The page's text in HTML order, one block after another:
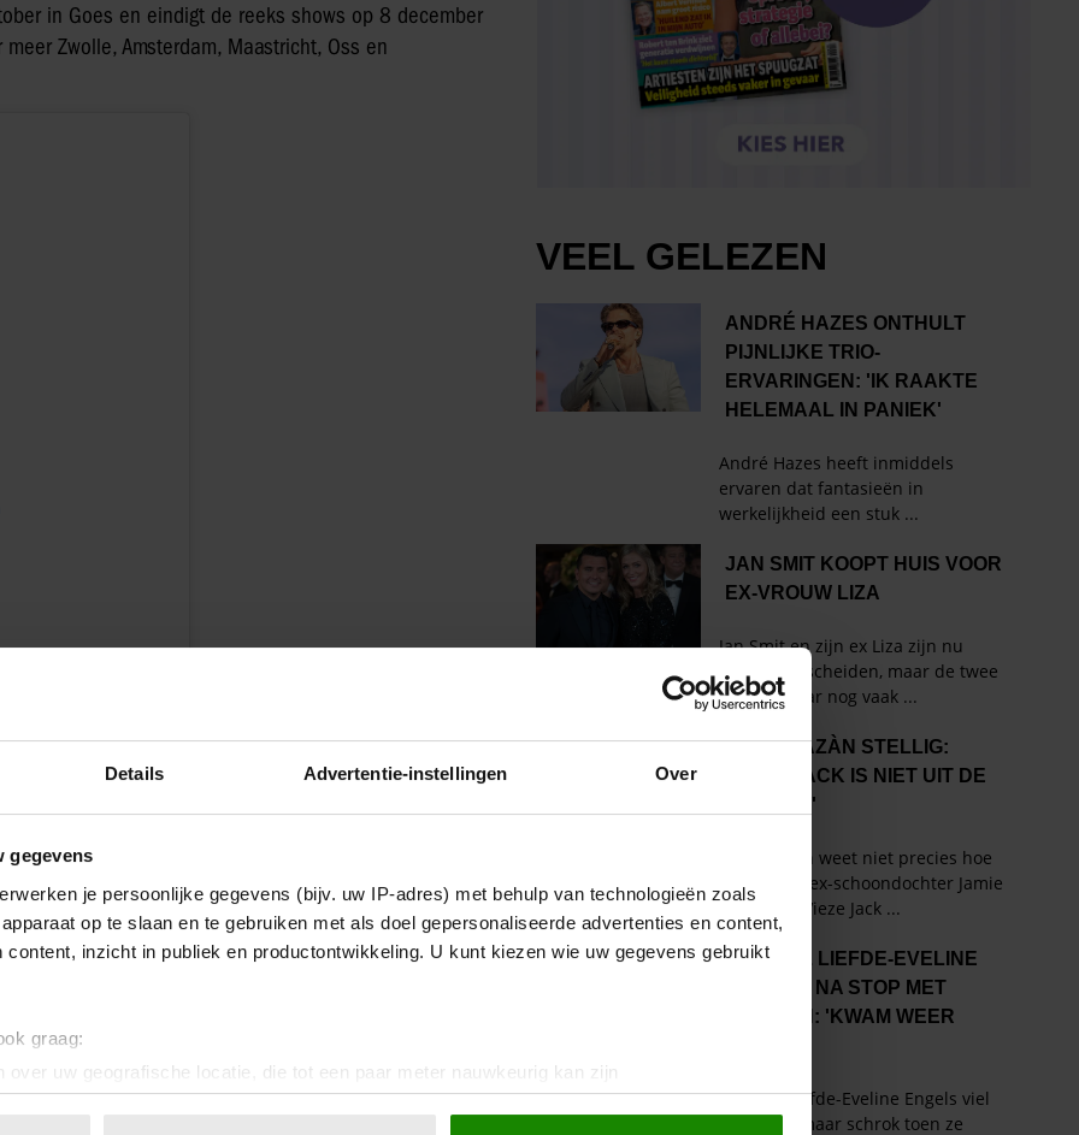
Details Advertentie-instellingen Over
gegevens
je persoonlijke gegevens (bijv. uw IP-adres) met behulp van technologieën zoals
op te slaan en te gebruiken met als doel gepersonaliseerde advertenties en content,
content, inzicht in publiek en productontwikkeling. U kunt kiezen wie uw gegevens gebruikt
graag:
over uw geografische locatie, die tot een paar meter nauwkeurig kan zijn
door het actief te scannen op specifieke eigenschappen (fingerprinting)
in Goes en eindigt de reeks shows op 8 december
Zwolle, Amsterdam, Maastricht, Oss en
maar ook liedjes die ze heeft gezongen in
Beste Zangers en The Masked Singer.